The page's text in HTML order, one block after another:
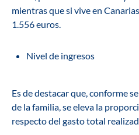
mientras que si vive en
1.556 euros.
Nivel de ingresos
Es de destacar que, conforme
de la familia, se eleva la
respecto del gasto total